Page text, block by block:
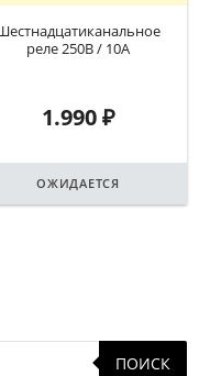
реле 250В / 10А
1.990₽
ОЖИДАЕТСЯ
ПОИСК